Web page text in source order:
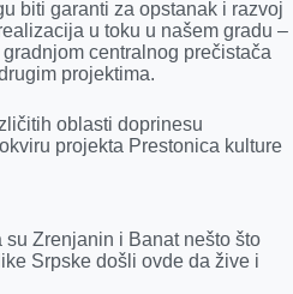
biti garanti za opstanak i razvoj
u toku u našem gradu –
centralnog prečistača
projektima.
oblasti doprinesu
projekta Prestonica kulture
Zrenjanin i Banat nešto što
Srpske došli ovde da žive i